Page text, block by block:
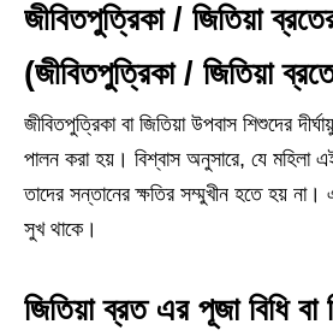
জীবিতপুত্রিকা / জিতিয়া
(জীবিতপুত্রিকা / জিতিয়া
জীবিতপুত্রিকা বা জিতিয়া উপবাস শিশুদের
পালন করা হয়। বিশ্বাস অনুসারে, যে মহিলা
তাদের সন্তানের ক্ষতির সম্মুখীন হতে হয় না।
সুখ থাকে।
জিতিয়া ব্রত এর পূজা বিধি বা